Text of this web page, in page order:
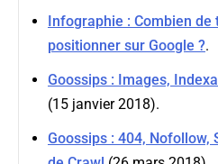
Infographie : Combien
positionner sur Google ?.
Goossips : Images,
(15 janvier 2018).
Goossips : 404, Nofollow,